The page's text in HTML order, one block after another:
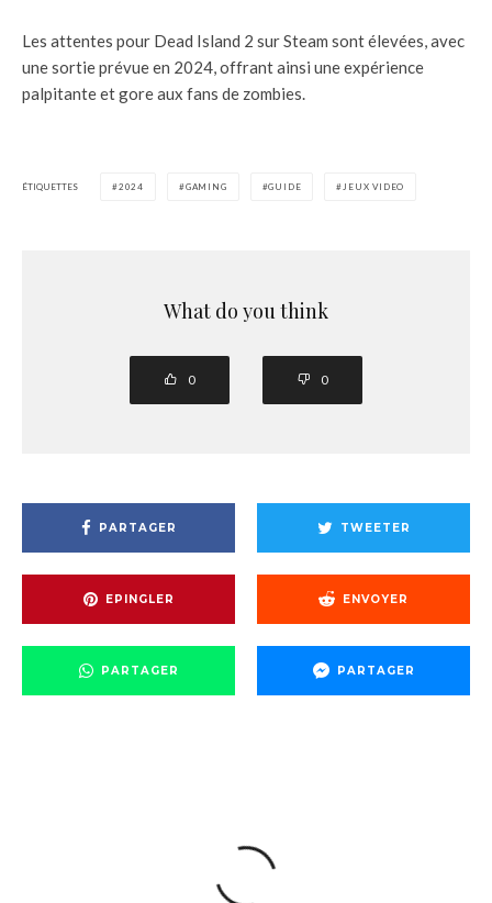
Les attentes pour Dead Island 2 sur Steam sont élevées, avec
une sortie prévue en 2024, offrant ainsi une expérience
palpitante et gore aux fans de zombies.
ÉTIQUETTES 2024 GAMING GUIDE JEUX VIDEO
What do you think
0 0
PARTAGER TWEETER
EPINGLER ENVOYER
PARTAGER PARTAGER